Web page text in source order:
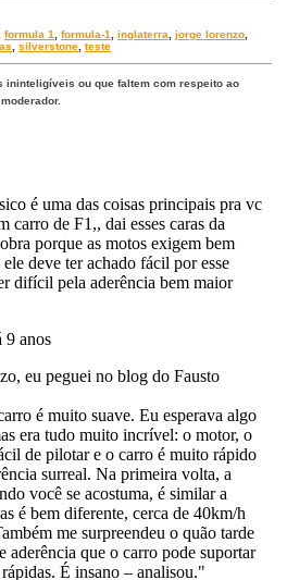
formula 1,formula-1,inglaterra,jorge lorenzo,
,silverstone,teste
ininteligíveis ou que faltem com respeito ao